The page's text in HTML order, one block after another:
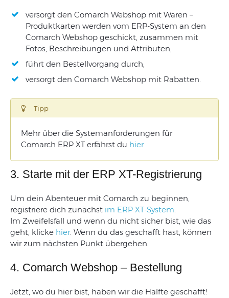
versorgt den Comarch Webshop mit Waren –
Produktkarten werden vom ERP-System an den
Comarch Webshop geschickt, zusammen mit
Fotos, Beschreibungen und Attributen,
führt den Bestellvorgang durch,
versorgt den Comarch Webshop mit Rabatten.
Tipp
Mehr über die Systemanforderungen für
Comarch ERP XT erfährst du hier
3. Starte mit der ERP XT-Registrierung
Um dein Abenteuer mit Comarch zu beginnen,
registriere dich zunächst im ERP XT-System.
Im Zweifelsfall und wenn du nicht sicher bist, wie das
geht, klicke hier. Wenn du das geschafft hast, können
wir zum nächsten Punkt übergehen.
4. Comarch Webshop – Bestellung
Jetzt, wo du hier bist, haben wir die Hälfte geschafft!